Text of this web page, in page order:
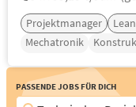
Projektmanager
Mechatronik
Passende Jobs für Dich